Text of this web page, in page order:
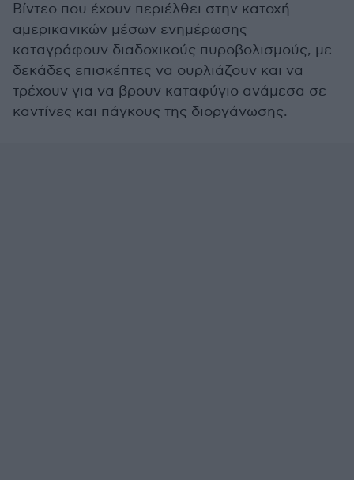
Βίντεο που έχουν περιέλθει στην κατοχή
αμερικανικών μέσων ενημέρωσης
καταγράφουν διαδοχικούς πυροβολισμούς, με
δεκάδες επισκέπτες να ουρλιάζουν και να
τρέχουν για να βρουν καταφύγιο ανάμεσα σε
καντίνες και πάγκους της διοργάνωσης.